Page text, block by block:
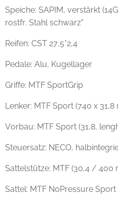
Speiche: SAPIM, verstärkt
rostfr. Stahl schwarz"
Reifen: CST 27,5*2,4
Pedale: Alu, Kugellager
Griffe: MTF SportGrip
Lenker: MTF Sport (740 x 31,8
Vorbau: MTF Sport (31,8,
Steuersatz: NECO,
Sattelstütze: MTF (30,4 / 400
Sattel: MTF NoPressure Sport